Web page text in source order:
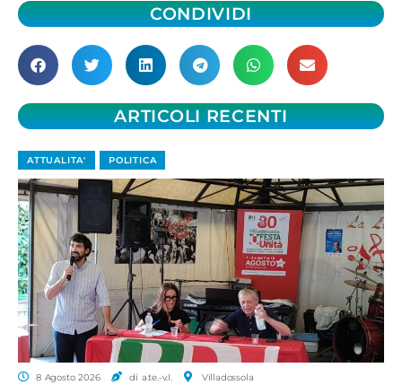
CONDIVIDI
ARTICOLI RECENTI
ATTUALITA' POLITICA
8 Agosto 2026 di a.te.-v.l. Villadossola